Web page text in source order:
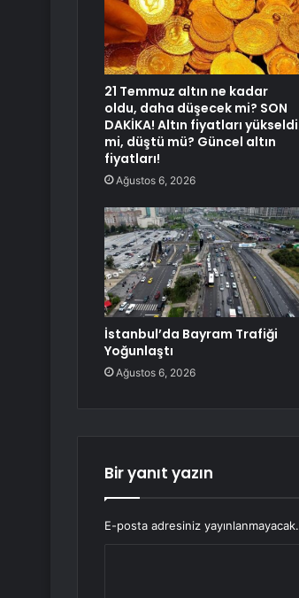
21 Temmuz altın ne kadar
oldu, daha düşecek mi? SON
DAKİKA! Altın fiyatları yükseldi
mi, düştü mü? Güncel altın
fiyatları!
Ağustos 6, 2026
İstanbul’da Bayram Trafiği
Yoğunlaştı
Ağustos 6, 2026
Bir yanıt yazın
E-posta adresiniz yayınlanmayacak.